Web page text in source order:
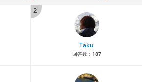
2
Taku
回答数： 187